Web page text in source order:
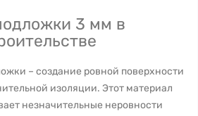
3 мм в
– создание ровной поверхности
изоляции. Этот материал
незначительные неровности